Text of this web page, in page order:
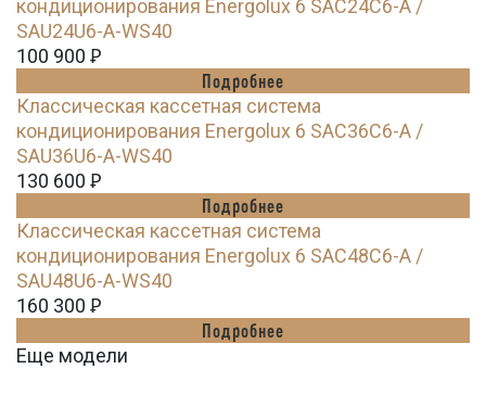
кондиционирования Energolux 6 SAC24C6-A /
SAU24U6-A-WS40
100 900 Ꝑ
Подробнее
Классическая кассетная система
кондиционирования Energolux 6 SAC36C6-A /
SAU36U6-A-WS40
130 600 Ꝑ
Подробнее
Классическая кассетная система
кондиционирования Energolux 6 SAC48C6-A /
SAU48U6-A-WS40
160 300 Ꝑ
Подробнее
Еще модели